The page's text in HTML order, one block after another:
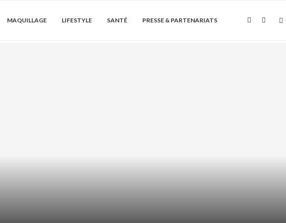
MAQUILLAGE LIFESTYLE SANTÉ PRESSE & PARTENARIATS